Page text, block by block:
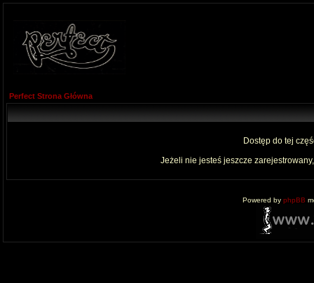
Perfect Strona Główna
Dostęp do tej
Jeżeli nie jesteś jeszcze
Powered by phpBB